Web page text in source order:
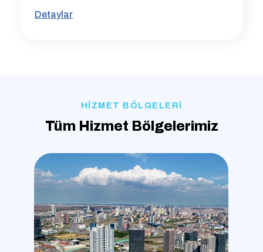
Detaylar
HİZMET BÖLGELERİ
Tüm Hizmet Bölgelerimiz